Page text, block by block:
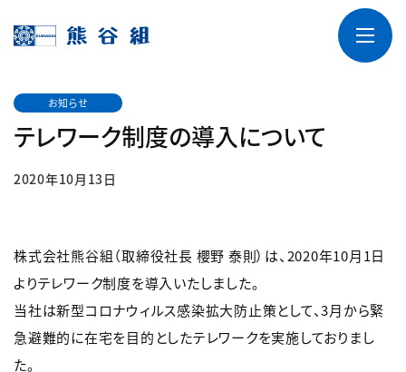
お知らせ
テレワーク制度の導入について
2020年10月13日
株式会社熊谷組（取締役社長 櫻野 泰則）は、2020年10月1日
よりテレワーク制度を導入いたしました。
当社は新型コロナウィルス感染拡大防止策として、3月から緊
急避難的に在宅を目的としたテレワークを実施しておりまし
た。